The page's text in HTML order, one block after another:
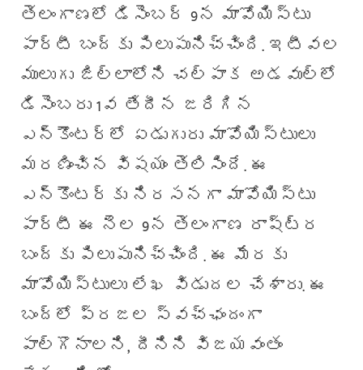
తెలంగాణలో డిసెంబర్ 9న మావోయిస్టు
పార్టీ బంద్‌కు పిలుపునిచ్చింది. ఇటీవల
ములుగు జిల్లాలోని చల్పాక అడవుల్లో
డిసెంబరు 1వ తేదీన జరిగిన
ఎన్‌కౌంటర్‌‌లో ఏడుగురు మావోయిస్టులు
మరణించిన విషయం తెలిసిందే. ఈ
ఎన్‌కౌంటర్‌కు నిరసనగా మావోయిస్టు
పార్టీ ఈ నెల 9న తెలంగాణ రాష్ట్ర
బంద్‌కు పిలుపునిచ్చింది. ఈ మేరకు
మావోయిస్టులు లేఖ విడుదల చేశారు. ఈ
బంద్‌లో ప్రజల స్వచ్ఛందంగా
పాల్గొనాలని, దీనిని విజయవంతం